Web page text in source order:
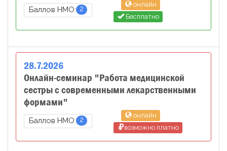
Баллов НМО: 2
онлайн
Бесплатно
28.7.2026
Онлайн-семинар "Работа медицинской
сестры с современными лекарственными
формами"
Баллов НМО: 2
онлайн
возможно платно